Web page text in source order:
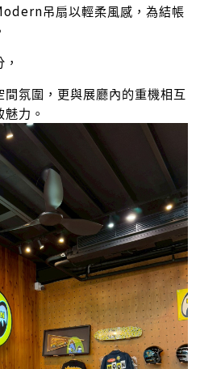
吊扇以輕柔風感，為結帳
氛圍，更與展廳內的重機相互
力。